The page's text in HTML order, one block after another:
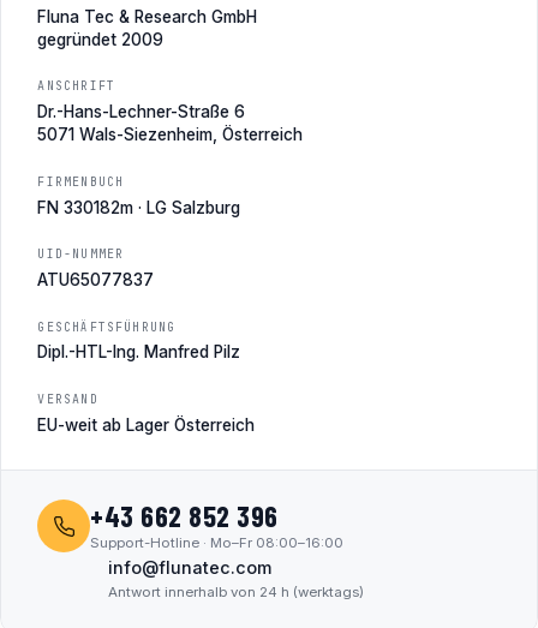
Fluna Tec & Research GmbH
gegründet 2009
ANSCHRIFT
Dr.-Hans-Lechner-Straße 6
5071 Wals-Siezenheim, Österreich
FIRMENBUCH
FN 330182m · LG Salzburg
UID-NUMMER
ATU65077837
GESCHÄFTSFÜHRUNG
Dipl.-HTL-Ing. Manfred Pilz
VERSAND
EU-weit ab Lager Österreich
+43 662 852 396
Support-Hotline · Mo–Fr 08:00–16:00
info@flunatec.com
Antwort innerhalb von 24 h (werktags)